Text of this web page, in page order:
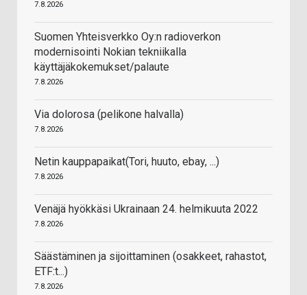
7.8.2026
Suomen Yhteisverkko Oy:n radioverkon
modernisointi Nokian tekniikalla
käyttäjäkokemukset/palaute
7.8.2026
Via dolorosa (pelikone halvalla)
7.8.2026
Netin kauppapaikat(Tori, huuto, ebay, ...)
7.8.2026
Venäjä hyökkäsi Ukrainaan 24. helmikuuta 2022
7.8.2026
Säästäminen ja sijoittaminen (osakkeet, rahastot,
ETF:t...)
7.8.2026